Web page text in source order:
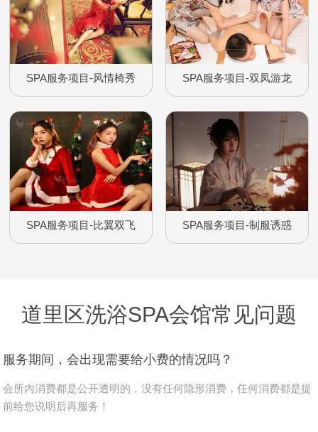
SPA服务项目-风情椅秀 SPA服务项目-双凤游龙
SPA服务项目-比翼双飞 SPA服务项目-制服诱惑
道里区洗浴SPA会馆常见问题
服务期间，会出现需要给小费的情况吗？
会所内消费都是公开透明的，没有任何隐形消费，任何消费都是提
前给您说明后再服务！